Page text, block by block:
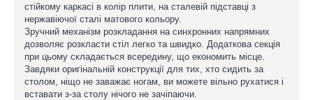
стійкому каркасі в колір плити, на сталевій підставці з
нержавіючої сталі матового кольору.
Зручний механізм розкладання на синхронних напрямних
дозволяє розкласти стіл легко та швидко. Додаткова секція
при цьому складається всередину, що економить місце.
Завдяки оригінальній конструкції для тих, хто сидить за
столом, ніщо не заважає ногам, ви можете вільно рухатися і
вставати з-за столу нічого не зачіпаючи.